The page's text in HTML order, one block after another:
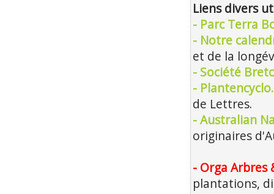
Liens divers
- Parc Terra
- Notre
et de la
- Société
-
de Lettres.
- Australian
originaires
- Orga Arbres
plantations,